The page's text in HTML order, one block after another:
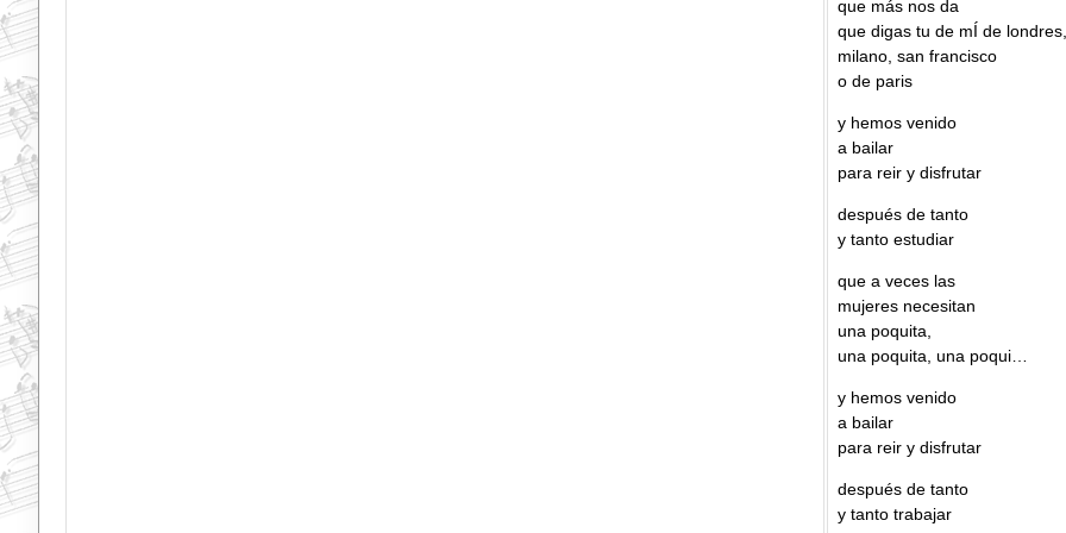
que más nos da
que digas tu de mÍ de
milano, san francisco
o de paris
y hemos venido
a bailar
para reir y disfrutar
después de tanto
y tanto estudiar
que a veces las
mujeres necesitan
una poquita,
una poquita, una poqui…
y hemos venido
a bailar
para reir y disfrutar
después de tanto
y tanto trabajar